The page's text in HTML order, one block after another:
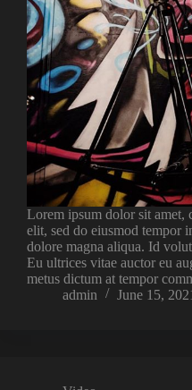
Lorem ipsum dolor sit amet,
elit, sed do eiusmod tempor
dolore magna aliqua. Id
Eu ultrices vitae auctor eu
metus dictum at tempor
admin
June 15,